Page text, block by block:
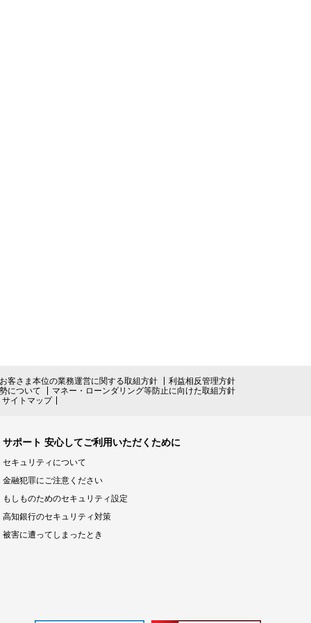
お客さま本位の業務運営に関する取組方針
利益相反管理方針
について
マネー・ローンダリング等防止に向けた取組方針
サイトマップ
サポート 安心してご利用いただくために
セキュリティについて
金融犯罪にご注意ください
もしものためのセキュリティ設定
高知銀行のセキュリティ対策
被害に遭ってしまったとき